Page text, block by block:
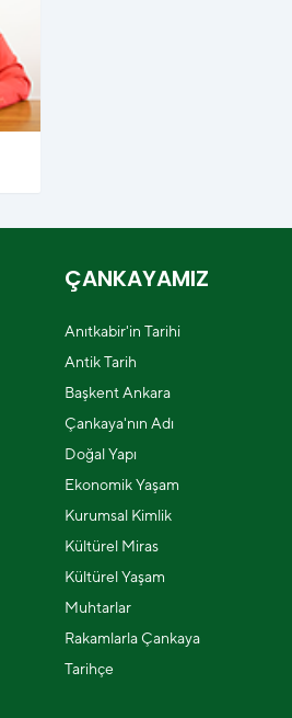
ÇANKAYAMIZ
Anıtkabir'in Tarihi
Antik Tarih
Başkent Ankara
Çankaya'nın Adı
Doğal Yapı
Ekonomik Yaşam
Kurumsal Kimlik
Kültürel Miras
Kültürel Yaşam
Muhtarlar
Rakamlarla Çankaya
Tarihçe